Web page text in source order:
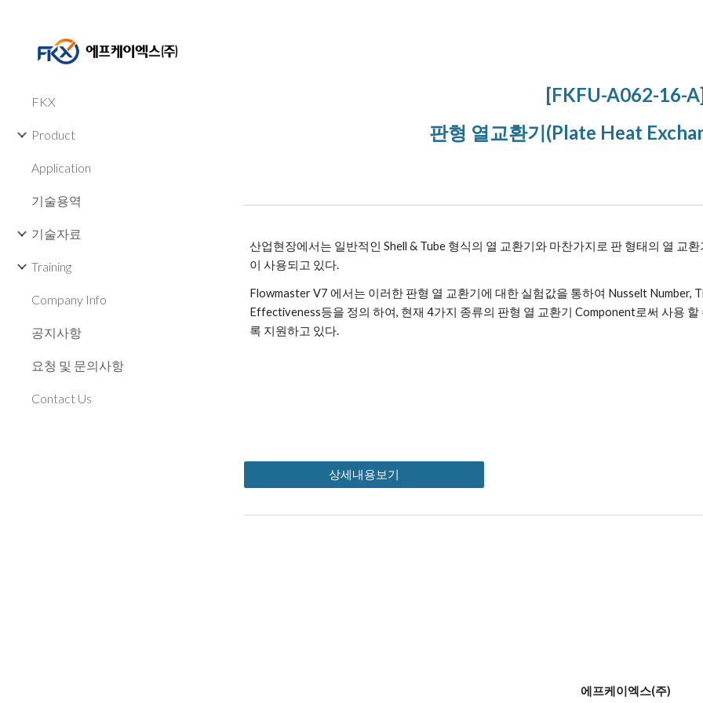
FKX
Product
Application
기술용역
기술자료
Training
Company Info
공지사항
요청 및 문의사항
Contact Us
[FKFU-A062-16-
판형 열교환기(Plate Heat
산업현장에서는 일반적인 Shell & Tube 형식의 열 교환기와 마찬가지로 판 형태의 열 교
이 사용되고 있다.
Flowmaster V7 에서는 이러한 판형 열 교환기에 대한 실험값을 통하여 Nusselt Number,
Effectiveness등을 정의 하여, 현재 4가지 종류의 판형 열 교환기 Component로써 사용 할
록 지원하고 있다.
상세내용보기
에프케이엑스(주)